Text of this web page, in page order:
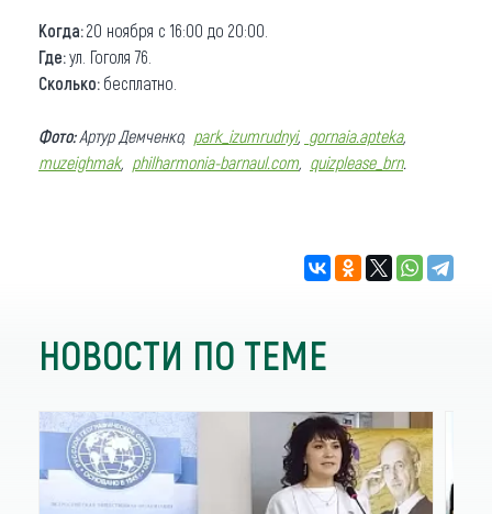
Когда:20 ноября с 16:00 до 20:00.
Где:ул. Гоголя 76.
Сколько: бесплатно.
Фото:Артур Демченко, park_izumrudnyi, gornaia.apteka,
muzeighmak, philharmonia-barnaul.com, quizplease_brn.
НОВОСТИ ПО ТЕМЕ